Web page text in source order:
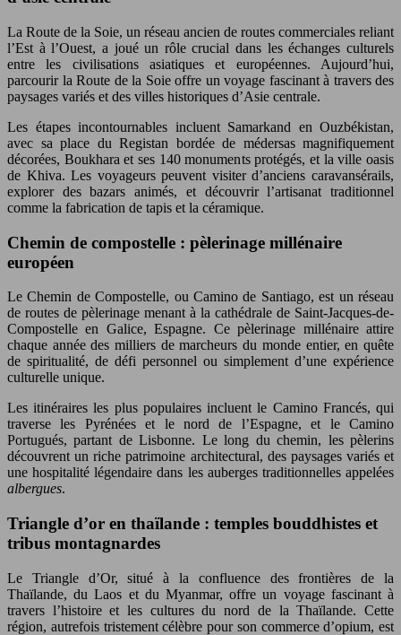
La Route de la Soie, un réseau ancien de routes commerciales reliant
l’Est à l’Ouest, a joué un rôle crucial dans les échanges culturels
entre les civilisations asiatiques et européennes. Aujourd’hui,
parcourir la Route de la Soie offre un voyage fascinant à travers des
paysages variés et des villes historiques d’Asie centrale.
Les étapes incontournables incluent Samarkand en Ouzbékistan,
avec sa place du Registan bordée de médersas magnifiquement
décorées, Boukhara et ses 140 monuments protégés, et la ville oasis
de Khiva. Les voyageurs peuvent visiter d’anciens caravansérails,
explorer des bazars animés, et découvrir l’artisanat traditionnel
comme la fabrication de tapis et la céramique.
Chemin de compostelle : pèlerinage millénaire
européen
Le Chemin de Compostelle, ou Camino de Santiago, est un réseau
de routes de pèlerinage menant à la cathédrale de Saint-Jacques-de-
Compostelle en Galice, Espagne. Ce pèlerinage millénaire attire
chaque année des milliers de marcheurs du monde entier, en quête
de spiritualité, de défi personnel ou simplement d’une expérience
culturelle unique.
Les itinéraires les plus populaires incluent le Camino Francés, qui
traverse les Pyrénées et le nord de l’Espagne, et le Camino
Portugués, partant de Lisbonne. Le long du chemin, les pèlerins
découvrent un riche patrimoine architectural, des paysages variés et
une hospitalité légendaire dans les auberges traditionnelles appelées
albergues.
Triangle d’or en thaïlande : temples bouddhistes et
tribus montagnardes
Le Triangle d’Or, situé à la confluence des frontières de la
Thaïlande, du Laos et du Myanmar, offre un voyage fascinant à
travers l’histoire et les cultures du nord de la Thaïlande. Cette
région, autrefois tristement célèbre pour son commerce d’opium, est